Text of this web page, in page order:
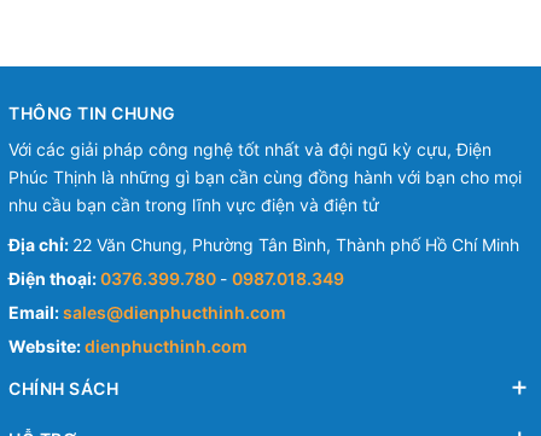
THÔNG TIN CHUNG
Với các giải pháp công nghệ tốt nhất và đội ngũ kỳ cựu, Điện
Phúc Thịnh là những gì bạn cần cùng đồng hành với bạn cho mọi
nhu cầu bạn cần trong lĩnh vực điện và điện tử
Địa chỉ: 22 Văn Chung, Phường Tân Bình, Thành phố Hồ Chí Minh
Điện thoại:0376.399.780 - 0987.018.349
Email:sales@dienphucthinh.com
Website:dienphucthinh.com
CHÍNH SÁCH